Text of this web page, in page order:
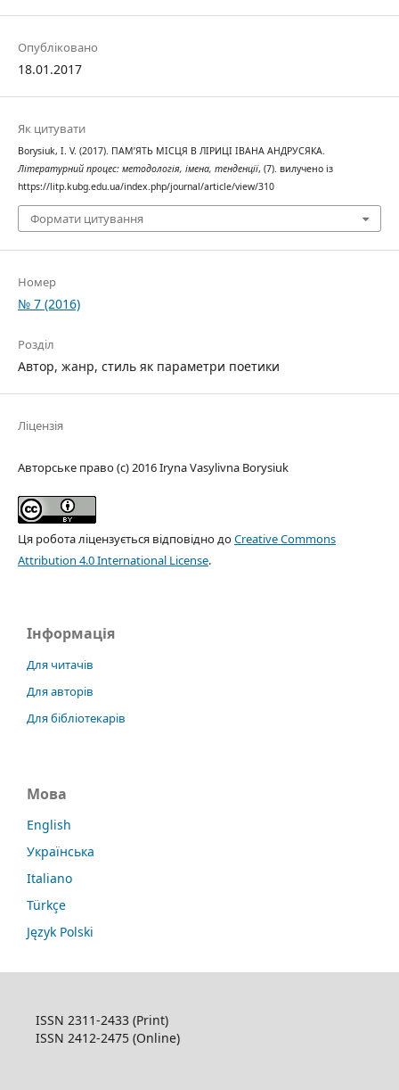
Опубліковано
18.01.2017
Як цитувати
Borysiuk, I. V. (2017). ПАМ’ЯТЬ МІСЦЯ В ЛІРИЦІ ІВАНА АНДРУСЯКА.
Літературний процес: методологія, імена, тенденції, (7). вилучено із
https://litp.kubg.edu.ua/index.php/journal/article/view/310
Формати цитування
Номер
№ 7 (2016)
Розділ
Автор, жанр, стиль як параметри поетики
Ліцензія
Авторське право (c) 2016 Iryna Vasylivna Borysiuk
Ця робота ліцензується відповідно доCreative Commons
Attribution 4.0 International License.
Інформація
Для читачів
Для авторів
Для бібліотекарів
Мова
English
Українська
Italiano
Türkçe
Język Polski
ISSN 2311-2433 (Print)
ISSN 2412-2475 (Online)